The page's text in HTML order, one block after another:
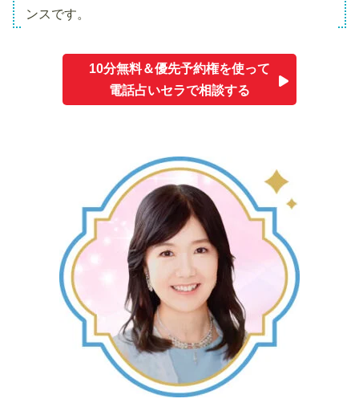
ンスです。
10分無料＆優先予約権を使って
電話占いセラで相談する